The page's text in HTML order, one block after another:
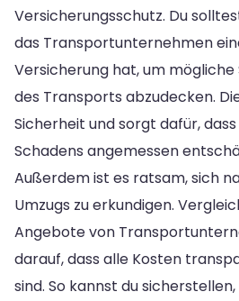
Versicherungsschutz. Du
das Transportunternehmen
Versicherung hat, um
des Transports abzudecken.
Sicherheit und sorgt dafür,
Schadens angemessen
Außerdem ist es ratsam, sich
Umzugs zu erkundigen.
Angebote von
darauf, dass alle Kosten
sind. So kannst du